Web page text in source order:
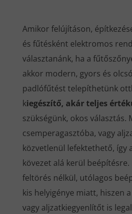
Amikor felújításon,
és fűtésként elektromos
választanánk, ha a
akkor modern, gyors és
padlófűtést telepíthetünk
kiegészítő, akár teljes
szükségünk, okos választás.
csemperagasztóba, vagy
közvetlenül lefektethető, így
kövezet alá kerül beépítésre.
feltörés nélkül, utólagos
kis helyigénye miatt, hiszen
vagy aljzatkiegyenlítőt is